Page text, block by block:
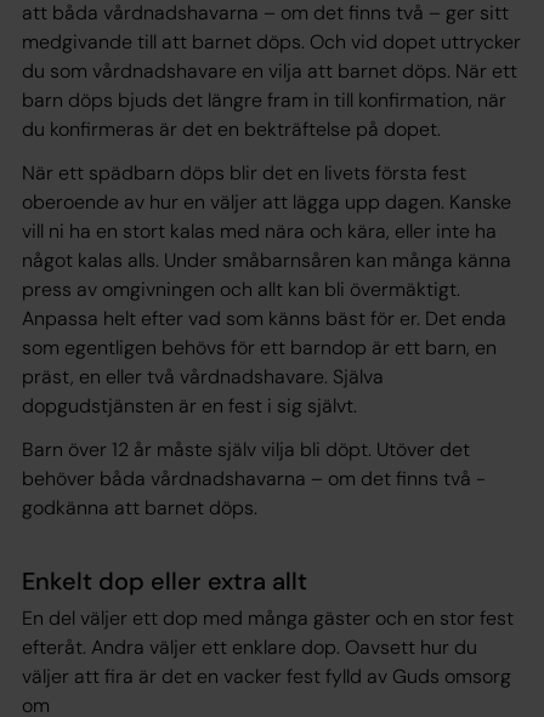
att båda vårdnadshavarna – om det finns två – ger sitt
medgivande till att barnet döps. Och vid dopet uttrycker
du som vårdnadshavare en vilja att barnet döps. När ett
barn döps bjuds det längre fram in till konfirmation, när
du konfirmeras är det en bekträftelse på dopet.
När ett spädbarn döps blir det en livets första fest
oberoende av hur en väljer att lägga upp dagen. Kanske
vill ni ha en stort kalas med nära och kära, eller inte ha
något kalas alls. Under småbarnsåren kan många känna
press av omgivningen och allt kan bli övermäktigt.
Anpassa helt efter vad som känns bäst för er. Det enda
som egentligen behövs för ett barndop är ett barn, en
präst, en eller två vårdnadshavare. Själva
dopgudstjänsten är en fest i sig självt.
Barn över 12 år måste själv vilja bli döpt. Utöver det
behöver båda vårdnadshavarna – om det finns två -
godkänna att barnet döps.
Enkelt dop eller extra allt
En del väljer ett dop med många gäster och en stor fest
efteråt. Andra väljer ett enklare dop. Oavsett hur du
väljer att fira är det en vacker fest fylld av Guds omsorg
om